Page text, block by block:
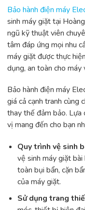
Bảo hành điện máy
sinh máy giặt tại
ngũ kỹ thuật viên
tâm đáp ứng mọi nhu
máy giặt được thực
dụng, an toàn cho
Bảo hành điện máy
giá cả cạnh tranh cùng
thay thế đảm bảo. Lựa
vị mang đến cho bạn
Quy trình vệ sinh
vệ sinh máy giặt bài
toàn bụi bẩn, cặn
của máy giặt.
Sử dụng trang